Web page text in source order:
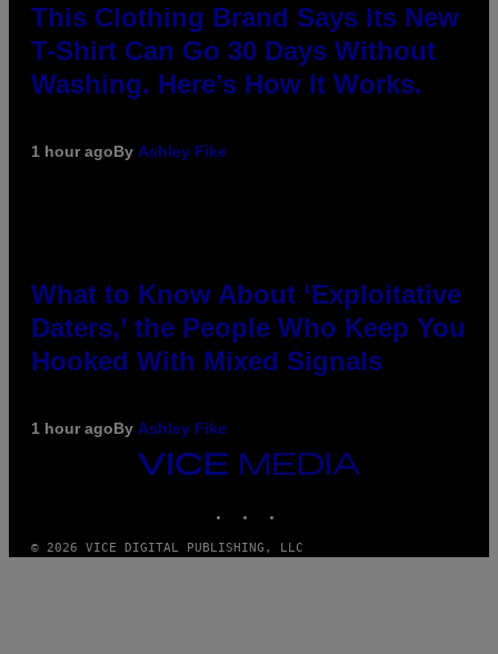
This Clothing Brand Says Its New
T-Shirt Can Go 30 Days Without
Washing. Here’s How It Works.
1 hour agoBy Ashley Fike
What to Know About ‘Exploitative
Daters,’ the People Who Keep You
Hooked With Mixed Signals
1 hour agoBy Ashley Fike
VICE
MEDIA
© 2026 VICE DIGITAL PUBLISHING, LLC